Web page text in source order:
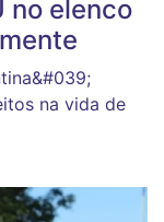
no elenco
na vida de